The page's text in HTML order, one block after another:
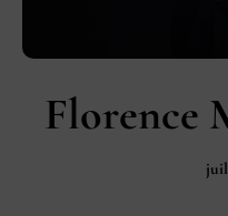
Florence